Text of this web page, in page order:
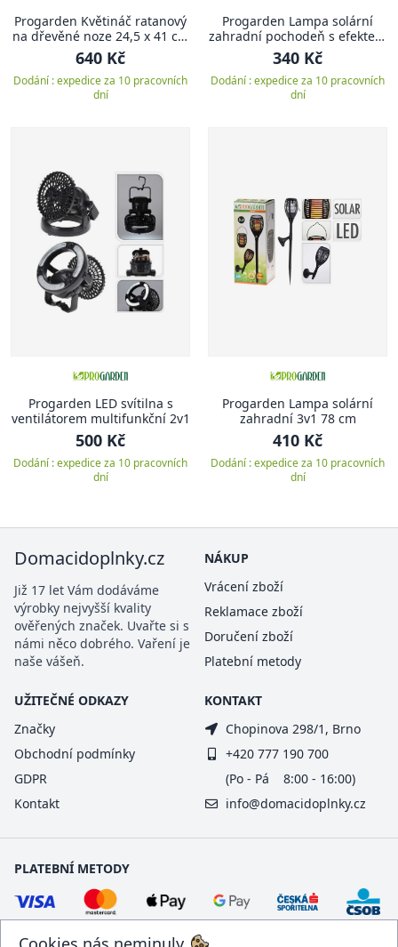
Progarden Květináč ratanový
na dřevěné noze 24,5 x 41 cm
zelená
640 Kč
Dodání : expedice za 10 pracovních
dní
Progarden Lampa solární
zahradní pochodeň s efektem
plamene 3v1 78 cm
340 Kč
Dodání : expedice za 10 pracovních
dní
Progarden LED svítilna s
ventilátorem multifunkční 2v1
500 Kč
Dodání : expedice za 10 pracovních
dní
Progarden Lampa solární
zahradní 3v1 78 cm
410 Kč
Dodání : expedice za 10 pracovních
dní
Domacidoplnky.cz
Již 17 let Vám dodáváme
výrobky nejvyšší kvality
ověřených značek. Uvařte si s
námi něco dobrého. Vaření je
naše vášeň.
NÁKUP
Vrácení zboží
Reklamace zboží
Doručení zboží
Platební metody
UŽITEČNÉ ODKAZY
Značky
Obchodní podmínky
GDPR
Kontakt
KONTAKT
Chopinova 298/1, Brno
+420 777 190 700
(Po - Pá 8:00 - 16:00)
info@domacidoplnky.cz
PLATEBNÍ METODY